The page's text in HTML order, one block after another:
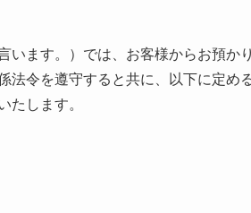
います。）では、お客様からお預か
法令を遵守すると共に、以下に定め
たします。